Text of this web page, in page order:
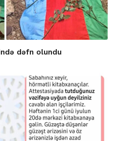
dəfn olundu